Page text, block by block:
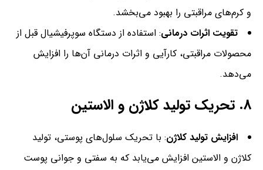
و کرم‌های مراقبتی را بهبود می‌بخشد.
تقویت اثرات درمانی: استفاده از دستگاه سوپرفیشیال قبل از
محصولات مراقبتی، کارآیی و اثرات درمانی آن‌ها را افزایش
می‌دهد.
8. تحریک تولید کلاژن و الاستین
افزایش تولید کلاژن: با تحریک سلول‌های پوستی، تولید
کلاژن و الاستین افزایش می‌یابد که به سفتی و جوانی پوست